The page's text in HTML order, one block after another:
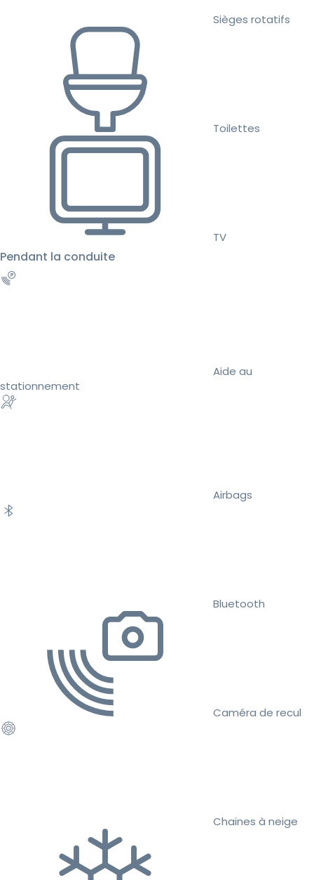
Sièges rotatifs
Toilettes
TV
Pendant la conduite
Aide au
stationnement
Airbags
Bluetooth
Caméra de recul
Chaines à neige